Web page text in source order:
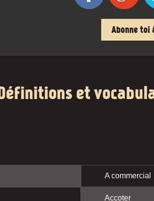
Abonne toi
et
A commercial
Accoter